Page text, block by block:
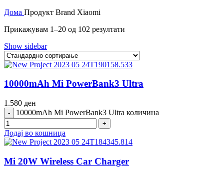
Дома Продукт Brand Xiaomi
Прикажувам 1–20 од 102 резултати
Show sidebar
10000mAh Mi PowerBank3 Ultra
1.580 ден
10000mAh Mi PowerBank3 Ultra количина
Додај во кошница
Mi 20W Wireless Car Charger